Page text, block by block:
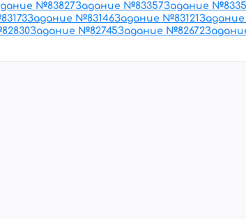
№83827Задание №83357Задание №
83173Задание №83146Задание №83121
82830Задание №82745Задание №82672